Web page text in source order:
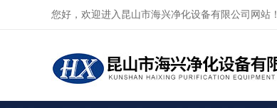
您好，欢迎进入昆山市海兴净化设备有限公司网站！